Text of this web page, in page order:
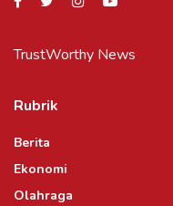
TrustWorthy News
Rubrik
Berita
Ekonomi
Olahraga